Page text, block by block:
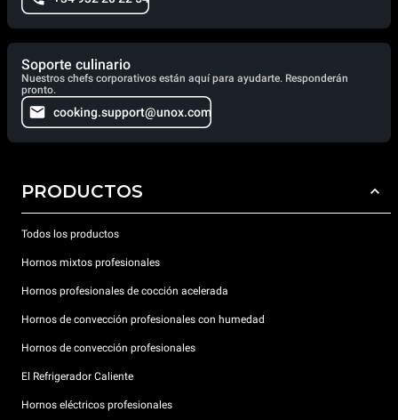
Soporte culinario
Nuestros chefs corporativos están aquí para ayudarte. Responderán
pronto.
cooking.support@unox.com
PRODUCTOS
Todos los productos
Hornos mixtos profesionales
Hornos profesionales de cocción acelerada
Hornos de convección profesionales con humedad
Hornos de convección profesionales
El Refrigerador Caliente
Hornos eléctricos profesionales